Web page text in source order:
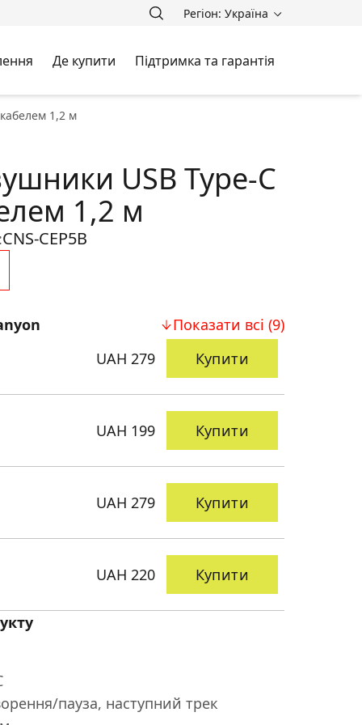
Регіон: Україна
Де купити Підтримка та гарантія
1,2 м
USB Type-C
1,2 м
CNS-CEP5B
пауза, наступний трек
UAH 279
Купити
UAH 199 Купити
UAH 279 Купити
UAH 220 Купити
Показати всі (9)